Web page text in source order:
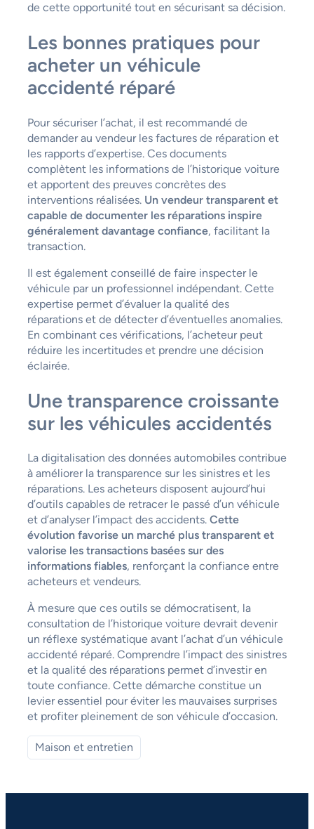
de cette opportunité tout en sécurisant sa décision.
Les bonnes pratiques pour
acheter un véhicule
accidenté réparé
Pour sécuriser l’achat, il est recommandé de
demander au vendeur les factures de réparation et
les rapports d’expertise. Ces documents
complètent les informations de l’historique voiture
et apportent des preuves concrètes des
interventions réalisées. Un vendeur transparent et
capable de documenter les réparations inspire
généralement davantage confiance, facilitant la
transaction.
Il est également conseillé de faire inspecter le
véhicule par un professionnel indépendant. Cette
expertise permet d’évaluer la qualité des
réparations et de détecter d’éventuelles anomalies.
En combinant ces vérifications, l’acheteur peut
réduire les incertitudes et prendre une décision
éclairée.
Une transparence croissante
sur les véhicules accidentés
La digitalisation des données automobiles contribue
à améliorer la transparence sur les sinistres et les
réparations. Les acheteurs disposent aujourd’hui
d’outils capables de retracer le passé d’un véhicule
et d’analyser l’impact des accidents. Cette
évolution favorise un marché plus transparent et
valorise les transactions basées sur des
informations fiables, renforçant la confiance entre
acheteurs et vendeurs.
À mesure que ces outils se démocratisent, la
consultation de l’historique voiture devrait devenir
un réflexe systématique avant l’achat d’un véhicule
accidenté réparé. Comprendre l’impact des sinistres
et la qualité des réparations permet d’investir en
toute confiance. Cette démarche constitue un
levier essentiel pour éviter les mauvaises surprises
et profiter pleinement de son véhicule d’occasion.
Maison et entretien